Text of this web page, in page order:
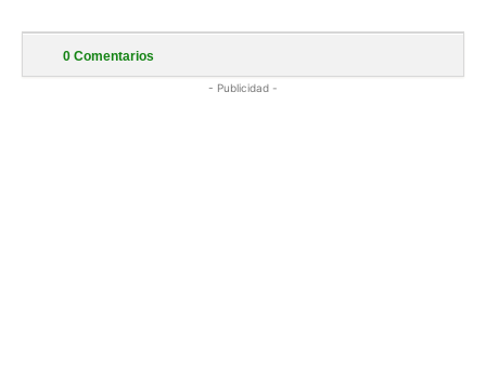
0 Comentarios
- Publicidad -